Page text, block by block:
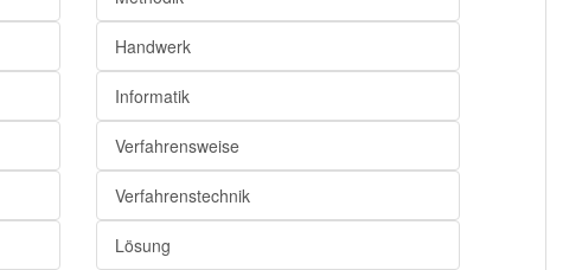
Handwerk
Informatik
Verfahrensweise
Verfahrenstechnik
Lösung